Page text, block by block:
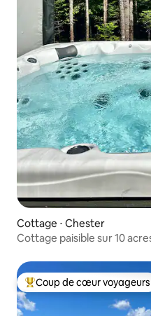
Cottage ⋅ Chester
Cottage paisible sur 10
Coups de cœur voyageurs
Coup de cœur voyageurs